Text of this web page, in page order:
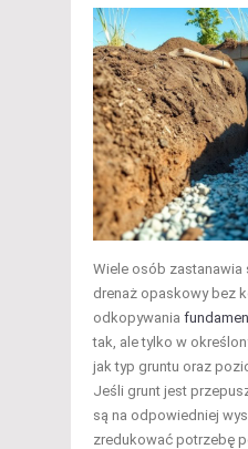
Wiele osób zastanawia
drenaż opaskowy bez
odkopywania
tak, ale tylko w
jak typ gruntu oraz
Jeśli grunt jest
są na odpowiedniej
zredukować potrzebę